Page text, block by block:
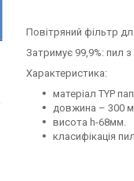
Повітряний фільтр
Затримує 99,9%: пил
Характеристика:
матеріал TYP
довжина – 300
висота h-68мм.
класифікація